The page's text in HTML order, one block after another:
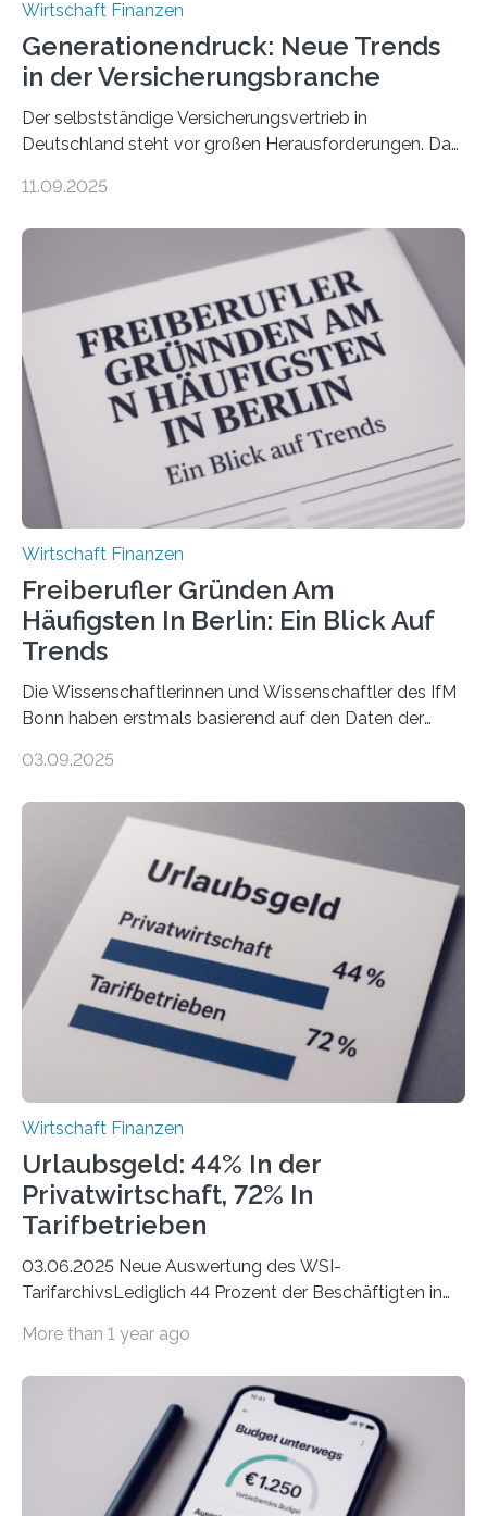
Wirtschaft Finanzen
Generationendruck: Neue Trends
in der Versicherungsbranche
Der selbstständige Versicherungsvertrieb in
Deutschland steht vor großen Herausforderungen. Das
Dr. Matthias Beenken und Prof. Dr. Lukas Linnenbrink
Bundesverbands Deutscher Versicherungskaufleute e.V.
durchgeführt haben. Die Studie basiert auf den
Antworten von 1.440 selbstständigen
Versicherungsvertreter*innen und -makler*innen. Ein
Ergebnis: Deutlich mehr als die Hälfte der Befragten ist
über 50 Jahre alt und wird in den nächsten Jahren eine
Nachfolgeregelung benötigen. Aber nur ein Drittel hat
bereits Regelungen…
11.09.2025
Wirtschaft Finanzen
Freiberufler Gründen Am
Häufigsten In Berlin: Ein Blick Auf
Trends
Die Wissenschaftlerinnen und Wissenschaftler des IfM
Bonn haben erstmals basierend auf den Daten der
Landkreise mit den meisten Gründungen von
ist demnach Berlin. Betrachtet man nur die Gründungen
der Freiberuflerinnen, so liegt Leipzig an der Spitze. In
Berlin starteten in 2024 die meisten Personen in eine
eigene freiberufliche Existenz, dahinter folgten die
Städte Hamburg, München und Köln. Betrachtet man
hingegen die Existenzgründungsintensität – die Anzahl
der freiberuflichen Gründungen je…
03.09.2025
Wirtschaft Finanzen
Urlaubsgeld: 44% In der
Privatwirtschaft, 72% In
Tarifbetrieben
03.06.2025 Neue Auswertung des WSI-
TarifarchivsLediglich 44 Prozent der Beschäftigten in
tarifgebundenen Betrieben ist der Anteil mit 72 Prozent
Unterkünfte fast überall deutlich teurer geworden. Für
viele Beschäftigte ist deshalb das zumeist im Juni oder
Juli ausgezahlte Urlaubsgeld ein wichtiger Faktor, um
sich den wohlverdienten Jahresurlaub leisten zu
können. Allerdings erhält mit 44 Prozent noch nicht
More than 1 year ago